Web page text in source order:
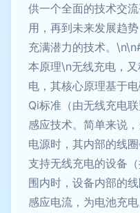
供一个全面的技术交
用，再到未来发展趋
充满潜力的技术。
本原理\n无线充电，
电，其核心原理基于
Qi标准（由无线充电
感应技术。简单来说
电源时，其内部的线
支持无线充电的设备
围内时，设备内部的
感应电流，为电池充